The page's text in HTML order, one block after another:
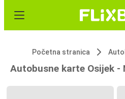
Početna stranica
Autobusne karte Osijek -